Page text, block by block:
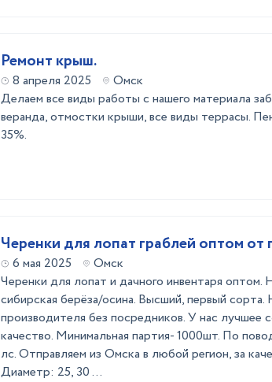
Ремонт крыш.
8 апреля 2025
Омск
Делаем все виды работы с нашего материала
веранда, отмостки крыши, все виды террасы.
35%.
Черенки для лопат граблей оптом от
6 мая 2025
Омск
Черенки для лопат и дачного инвентаря оптом.
сибирская берёза/осина. Высший, первый
производителя без посредников. У нас лучшее
качество. Минимальная партия- 1000шт. По
лс. Отправляем из Омска в любой регион, за
Диаметр: 25, 30 ...